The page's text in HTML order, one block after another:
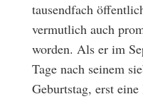
tausendfach
vermutlich auch
worden. Als er im
Tage nach seinem
Geburtstag, erst